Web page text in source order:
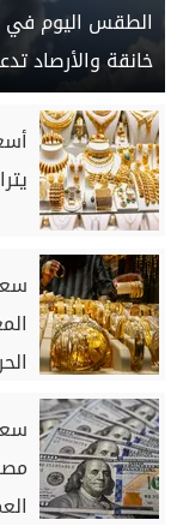
الطقس اليوم في
خانقة والأرصاد